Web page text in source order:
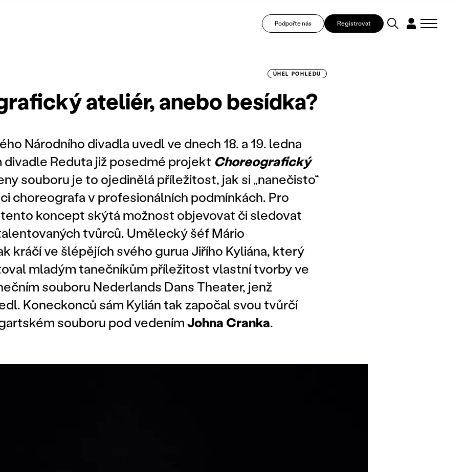
Podpořte nás Registrovat
ÚHEL POHLEDU
ateliér, anebo besídka?
Národního divadla uvedl ve dnech 18. a 19. ledna
divadle Reduta již posedmé projekt Choreografický
souboru je to ojedinělá příležitost, jak si „nanečisto“
choreografa v profesionálních podmínkách. Pro
koncept skýtá možnost objevovat či sledovat
tvůrců. Umělecký šéf Mário
kráčí ve šlépějích svého gurua Jiřího Kyliána, který
mladým tanečníkům příležitost vlastní tvorby ve
souboru Nederlands Dans Theater, jenž
Koneckonců sám Kylián tak započal svou tvůrčí
souboru pod vedenímJohna Cranka.